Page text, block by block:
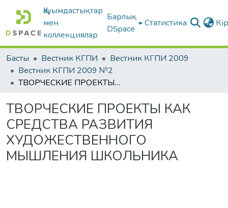
Қауымдастықтар
мен
коллекциялар
Барлық
DSpace
Статистика
Басты Вестник КГПИ
Вестник КГПИ 2009
Вестник КГПИ 2009 №2
ТВОРЧЕСКИЕ ПРОЕКТЫ КАК СРЕДСТВА РАЗВИТИЯ ХУДОЖЕСТВЕННОГО МЫШЛЕНИЯ ШКОЛЬНИКА
ТВОРЧЕСКИЕ ПРОЕКТЫ КАК
СРЕДСТВА РАЗВИТИЯ
ХУДОЖЕСТВЕННОГО
МЫШЛЕНИЯ ШКОЛЬНИКА